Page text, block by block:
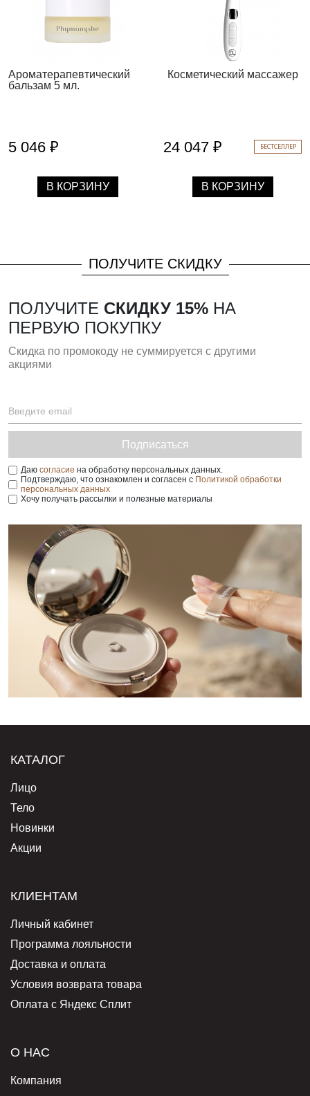
Ароматерапевтический
бальзам 5 мл.
5 046 ₽
В КОРЗИНУ
БЕСТСЕЛЛЕР
Косметический массажер
24 047 ₽
В КОРЗИНУ
ПОЛУЧИТЕ СКИДКУ
ПОЛУЧИТЕ СКИДКУ 15% НА
ПЕРВУЮ ПОКУПКУ
Скидка по промокоду не суммируется с другими
акциями
Подписаться
Даю согласие на обработку персональных данных.
Подтверждаю, что ознакомлен и согласен с Политикой обработки
персональных данных
Хочу получать рассылки и полезные материалы
КАТАЛОГ
Лицо
Тело
Новинки
Акции
КЛИЕНТАМ
Личный кабинет
Программа лояльности
Доставка и оплата
Условия возврата товара
Оплата с Яндекс Сплит
О НАС
Компания